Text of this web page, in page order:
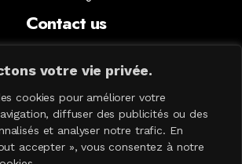
votre vie privée.
cookies pour améliorer votre
diffuser des publicités ou des
et analyser notre trafic. En
accepter », vous consentez à notre
Contact us
514.807.5157
1.877.ABSOLUX